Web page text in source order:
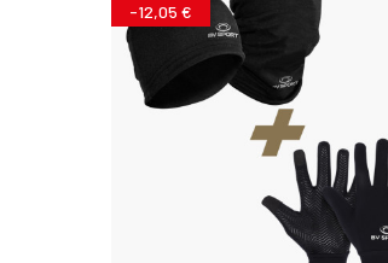
-12,05 €